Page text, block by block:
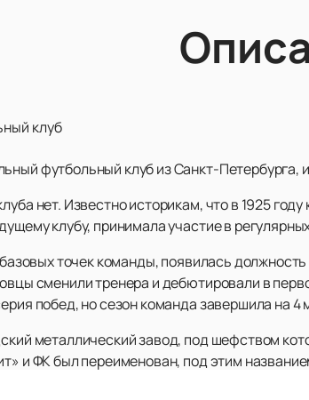
клуб
футбольный клуб из Санкт-Петербурга,
нет. Известно историкам, что в 1925
клубу, принимала участие в
точек команды, появилась
сменили тренера и дебютировали в
побед, но сезон команда завершила на 4
металлический завод, под шефством
и ФК был переименован, под этим